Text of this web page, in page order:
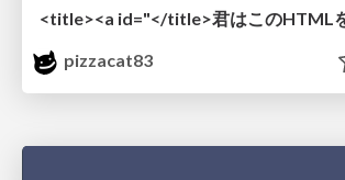
pizzacat83